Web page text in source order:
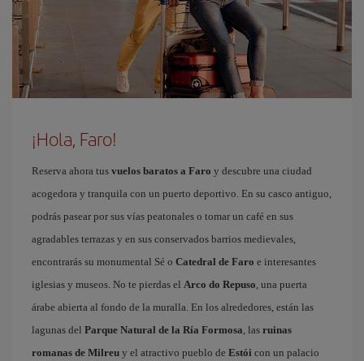
¡Hola, Faro!
Reserva ahora tus vuelos baratos a Faro y descubre una ciudad
acogedora y tranquila con un puerto deportivo. En su casco antiguo,
podrás pasear por sus vías peatonales o tomar un café en sus
agradables terrazas y en sus conservados barrios medievales,
encontrarás su monumental Sé o Catedral de Faro e interesantes
iglesias y museos. No te pierdas el Arco do Repuso, una puerta
árabe abierta al fondo de la muralla. En los alrededores, están las
lagunas del Parque Natural de la Ría Formosa, las ruinas
romanas de Milreu y el atractivo pueblo de Estói con un palacio